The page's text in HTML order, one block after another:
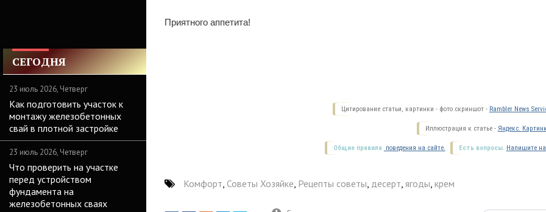
СЕГОДНЯ
23 июль 2026, Четверг
Как подготовить участок к
монтажу железобетонных
свай в плотной застройке
23 июль 2026, Четверг
Что проверить на участке
перед устройством
фундамента на
железобетонных сваях
Приятного аппетита!
Цитирование статьи, картинки - фото скриншот - Rambler News
Иллюстрация к статье - Яндекс.
Есть вопросы. Напишите
Общие правила поведения на сайте.
Комфорт, Советы Хозяйке, Рецепты советы, десерт, ягоды, крем